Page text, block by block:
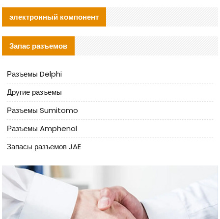
электронный компонент
Запас разъемов
Разъемы Delphi
Другие разъемы
Разъемы Sumitomo
Разъемы Amphenol
Запасы разъемов JAE